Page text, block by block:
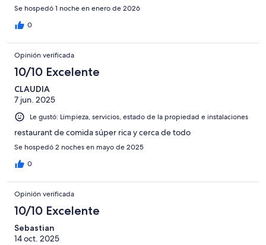
Se hospedó 1 noche en enero de 2026
0
Opinión verificada
10/10 Excelente
CLAUDIA
7 jun. 2025
Le gustó: Limpieza, servicios, estado de la propiedad e instalaciones
restaurant de comida súper rica y cerca de todo
Se hospedó 2 noches en mayo de 2025
0
Opinión verificada
10/10 Excelente
Sebastian
14 oct. 2025